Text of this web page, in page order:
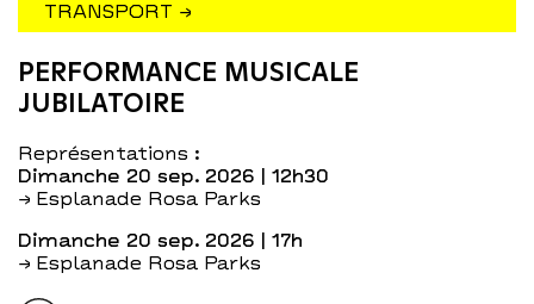
TRANSPORT →
PERFORMANCE MUSICALE
JUBILATOIRE
Représentations :
dimanche 20 sep. 2026 | 12h30
→ Esplanade Rosa Parks
dimanche 20 sep. 2026 | 17h
→ Esplanade Rosa Parks